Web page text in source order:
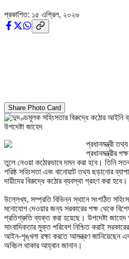
প্রকাশিত: ১৫ এপ্রিল, ২০২৬
Share Photo Card
প্রধানমন্ত্রী
প্রধানমন্ত্রীর
তুলে নেওয়া কঠোরভাবে দমন করা হবে। তিনি
গরিষ্ঠ সহিংসতা এবং বানোয়াট তথ্য ছড়ানোর
দায়ীদের বিরুদ্ধে কঠোর ব্যবস্থা গ্রহণ করা হবে।
উল্লেখ্য, সম্প্রতি বিভিন্ন স্থানে সংগঠিত
মনোযোগ দেওয়ার জন্য সরকারের পক্ষ থেকে
প্রতিশ্রুতি ব্যক্ত করা হয়েছে। উপদেষ্টা
সাংবাদিকতার মুক্ত পরিবেশ নিশ্চিত করাই
আইন-শৃঙ্খলা রক্ষা করতে আমন্ত্রণ জানিয়েছেন
অবিচল থাকার আহ্বান জানান।